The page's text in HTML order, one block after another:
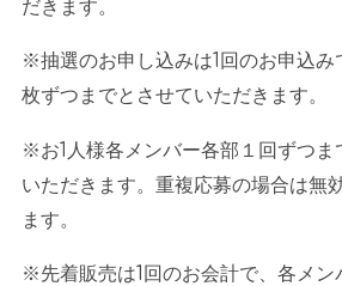
だきます。
※抽選のお申し込みは 回のお申込み
枚ずつまでとさせていただきます。
※お1 人様各メンバー各部１回ずつ
いただきます。重複応募の場合は無
ます。
※先着販売は1 回のお会計で、各メン